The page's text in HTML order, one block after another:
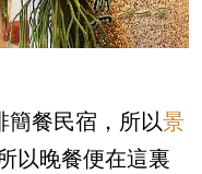
簡餐民宿，所以景
以晚餐便在這裏